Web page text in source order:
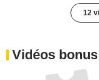
12
Vidéos bonus